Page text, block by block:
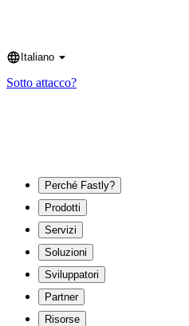
Language
Italiano
Sotto attacco?
Perché Fastly?
Prodotti
Servizi
Soluzioni
Sviluppatori
Partner
Risorse